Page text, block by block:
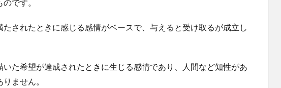
です。
されたときに感じる感情がベースで、与えると受け取るが成立し
た希望が達成されたときに生じる感情であり、人間など知性があ
ません。